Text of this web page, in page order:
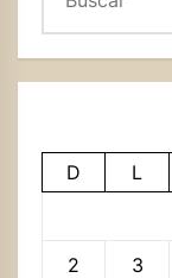
D L
2 3